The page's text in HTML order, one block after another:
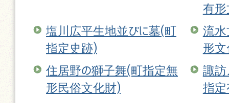
有形
塩川広平生地並びに墓(町
指定史跡)
流水
形
住居野の獅子舞(町指定無
形民俗文化財)
諏訪
指定